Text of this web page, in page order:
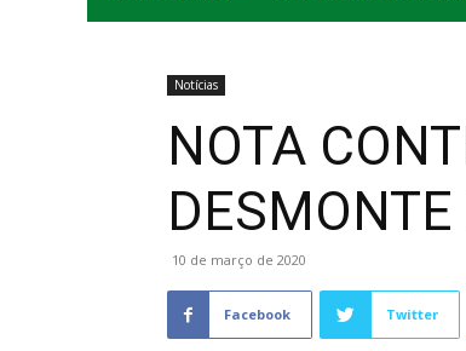
Notícias
NOTA
10 de março de 2020
Facebook Twitter